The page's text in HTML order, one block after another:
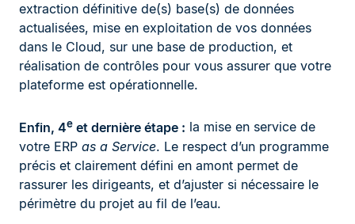
extraction définitive de(s) base(s) de données
actualisées, mise en exploitation de vos données
dans le Cloud, sur une base de production, et
réalisation de contrôles pour vous assurer que votre
plateforme est opérationnelle.
Enfin, 4e et dernière étape : la mise en service de
votre ERP as a Service. Le respect d’un programme
précis et clairement défini en amont permet de
rassurer les dirigeants, et d’ajuster si nécessaire le
périmètre du projet au fil de l’eau.